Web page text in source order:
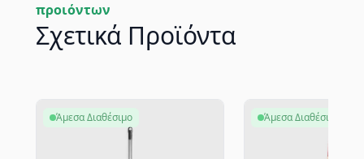
προιόντων
Σχετικά Προϊόντα
Άμεσα Διαθέσιμο Άμεσα Διαθέσιμο